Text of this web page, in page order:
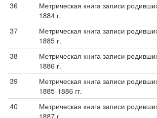
36
Метрическая книга записи
1884 г.
37
Метрическая книга записи
1885 г.
38
Метрическая книга записи
1886 г.
39
Метрическая книга записи
1885-1886 гг.
40
Метрическая книга записи
1887 г.